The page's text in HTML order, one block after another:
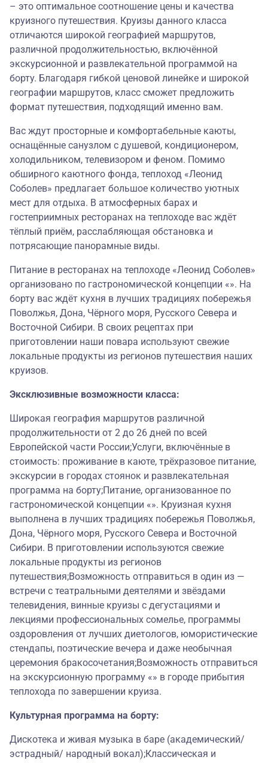
– это оптимальное соотношение цены и качества
круизного путешествия. Круизы данного класса
отличаются широкой географией маршрутов,
различной продолжительностью, включённой
экскурсионной и развлекательной программой на
борту. Благодаря гибкой ценовой линейке и широкой
географии маршрутов, класс сможет предложить
формат путешествия, подходящий именно вам.
Вас ждут просторные и комфортабельные каюты,
оснащённые санузлом с душевой, кондиционером,
холодильником, телевизором и феном. Помимо
обширного каютного фонда, теплоход «Леонид
Соболев» предлагает большое количество уютных
мест для отдыха. В атмосферных барах и
гостеприимных ресторанах на теплоходе вас ждёт
тёплый приём, расслабляющая обстановка и
потрясающие панорамные виды.
Питание в ресторанах на теплоходе «Леонид Соболев»
организовано по гастрономической концепции «». На
борту вас ждёт кухня в лучших традициях побережья
Поволжья, Дона, Чёрного моря, Русского Севера и
Восточной Сибири. В своих рецептах при
приготовлении наши повара используют свежие
локальные продукты из регионов путешествия наших
круизов.
Эксклюзивные возможности класса:
Широкая география маршрутов различной
продолжительности от 2 до 26 дней по всей
Европейской части России;Услуги, включённые в
стоимость: проживание в каюте, трёхразовое питание,
экскурсии в городах стоянок и развлекательная
программа на борту;Питание, организованное по
гастрономической концепции «». Круизная кухня
выполнена в лучших традициях побережья Поволжья,
Дона, Чёрного моря, Русского Севера и Восточной
Сибири. В приготовлении используются свежие
локальные продукты из регионов
путешествия;Возможность отправиться в один из —
встречи с театральными деятелями и звёздами
телевидения, винные круизы с дегустациями и
лекциями профессиональных сомелье, программы
оздоровления от лучших диетологов, юмористические
стендапы, поэтические вечера и даже необычная
церемония бракосочетания;Возможность отправиться
на экскурсионную программу «» в городе прибытия
теплохода по завершении круиза.
Культурная программа на борту:
Дискотека и живая музыка в баре (академический/
эстрадный/ народный вокал);Классическая и